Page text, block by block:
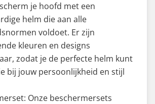
je hoofd met een
helm die aan alle
voldoet. Er zijn
kleuren en designs
zodat je de perfecte helm kunt
bij jouw persoonlijkheid en stijl
Onze beschermersets